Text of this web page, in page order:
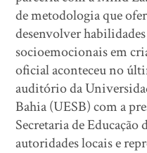
de metodologia que
desenvolver
socioemocionais em
oficial aconteceu no
auditório da
Bahia (UESB) com a
Secretaria de
autoridades locais e